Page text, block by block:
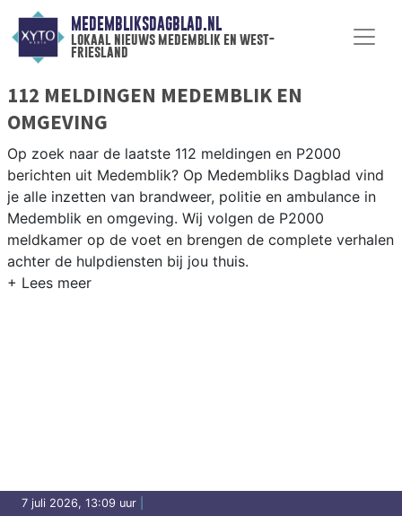
MEDEMBLIKSDAGBLAD.NL
lokaal nieuws medemblik en west-
friesland
112 MELDINGEN MEDEMBLIK EN
OMGEVING
Op zoek naar de laatste 112 meldingen en P2000
berichten uit Medemblik? Op Medembliks Dagblad vind
je alle inzetten van brandweer, politie en ambulance in
Medemblik en omgeving. Wij volgen de P2000
meldkamer op de voet en brengen de complete verhalen
achter de hulpdiensten bij jou thuis.
7 juli 2026, 13:09 uur